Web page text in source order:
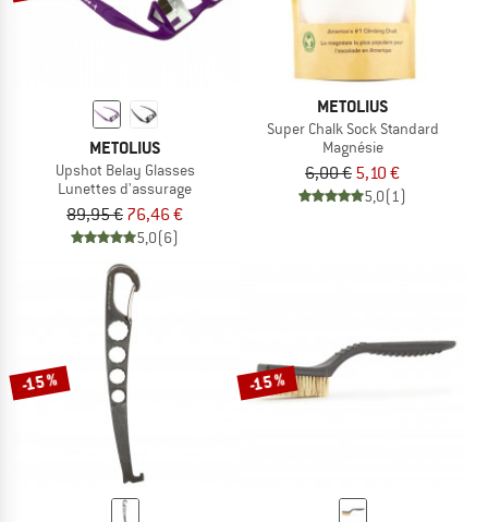
METOLIUS
Upshot Belay Glasses
Lunettes d'assurage
89,95 € 76,46 €
5,0(6)
METOLIUS
Super Chalk Sock Standard
Magnésie
6,00 € 5,10 €
5,0(1)
-15 % -15 %